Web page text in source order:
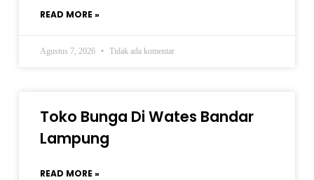
READ MORE »
Agustus 7, 2026 Tidak ada komentar
Toko Bunga Di Wates Bandar
Lampung
READ MORE »